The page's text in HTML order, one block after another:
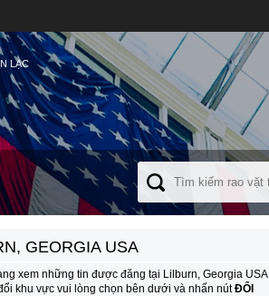
LẠC
GEORGIA USA
xem những tin được đăng tại Lilburn, Georgia USA
khu vực vui lòng chọn bên dưới và nhấn nútĐỔI